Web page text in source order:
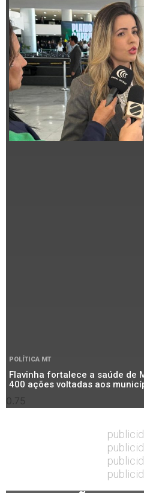
POLÍTICA MT
Flavinha fortalece a saúde de
400 ações voltadas aos